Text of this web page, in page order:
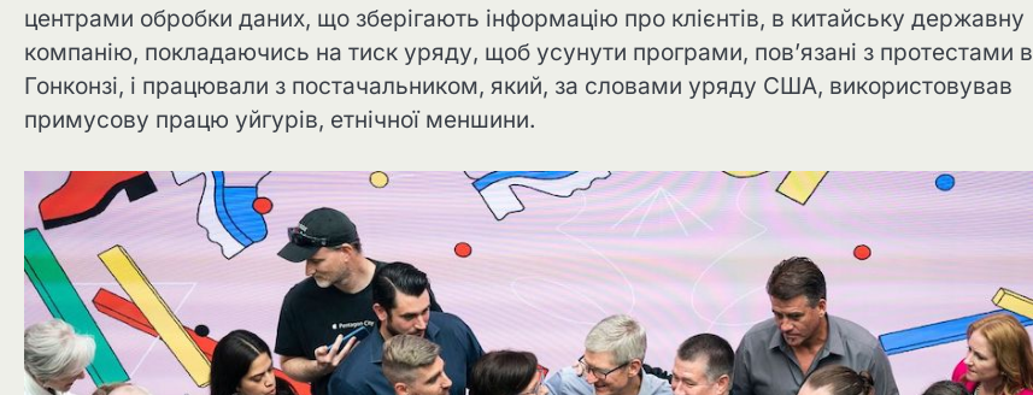
центрами обробки даних, що зберігають інформацію про клієнтів, в китайську державну
компанію, покладаючись на тиск уряду, щоб усунути програми, пов’язані з протестами в
Гонконзі, і працювали з постачальником, який, за словами уряду США, використовував
примусову працю уйгурів, етнічної меншини.